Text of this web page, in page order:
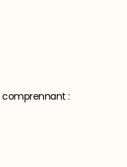
comprennant :